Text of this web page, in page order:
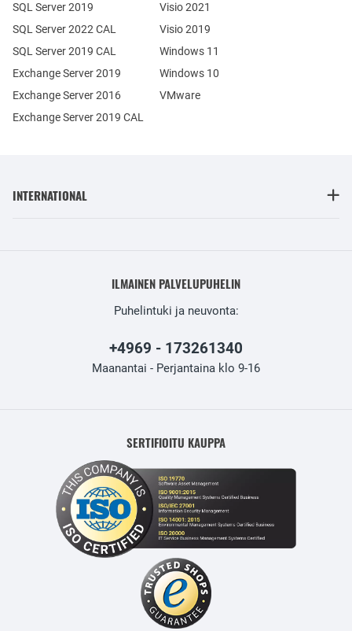
Exchange Server 2019
Exchange Server 2016
SQL Server 2019
SQL Server 2022 CAL
SQL Server 2019 CAL
Exchange Server 2019 CAL
Visio 2021
Visio 2019
Windows 11
Windows 10
VMware
INTERNATIONAL
ILMAINEN PALVELUPUHELIN
Puhelintuki ja neuvonta:
+4969 - 173261340
Maanantai - Perjantaina klo 9-16
SERTIFIOITU KAUPPA